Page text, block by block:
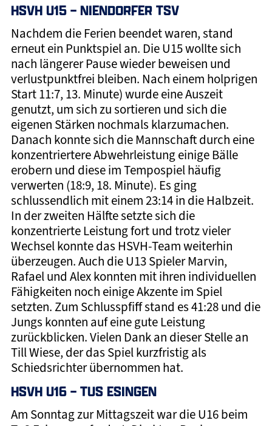
HSVH U15 – NIENDORFER TSV
Nachdem die Ferien beendet waren, stand
erneut ein Punktspiel an. Die U15 wollte sich
nach längerer Pause wieder beweisen und
verlustpunktfrei bleiben. Nach einem holprigen
Start 11:7, 13. Minute) wurde eine Auszeit
genutzt, um sich zu sortieren und sich die
eigenen Stärken nochmals klarzumachen.
Danach konnte sich die Mannschaft durch eine
konzentriertere Abwehrleistung einige Bälle
erobern und diese im Tempospiel häufig
verwerten (18:9, 18. Minute). Es ging
schlussendlich mit einem 23:14 in die Halbzeit.
In der zweiten Hälfte setzte sich die
konzentrierte Leistung fort und trotz vieler
Wechsel konnte das HSVH-Team weiterhin
überzeugen. Auch die U13 Spieler Marvin,
Rafael und Alex konnten mit ihren individuellen
Fähigkeiten noch einige Akzente im Spiel
setzten. Zum Schlusspfiff stand es 41:28 und die
Jungs konnten auf eine gute Leistung
zurückblicken. Vielen Dank an dieser Stelle an
Till Wiese, der das Spiel kurzfristig als
Schiedsrichter übernommen hat.
HSVH U16 – TUS ESINGEN
Am Sonntag zur Mittagszeit war die U16 beim